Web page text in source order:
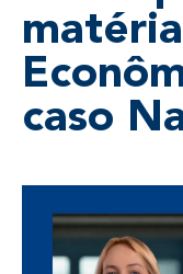
caso